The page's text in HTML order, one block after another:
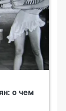
о чем